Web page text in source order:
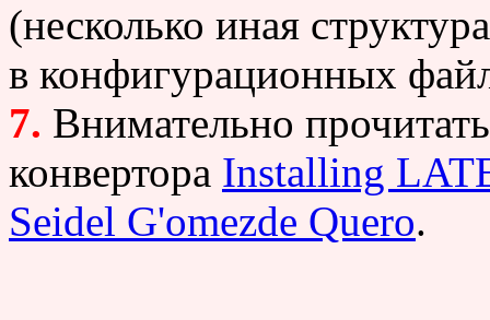
(несколько иная
в конфигурационных
7. Внимательно
конвертора Installing
Seidel G'omezde Quero.